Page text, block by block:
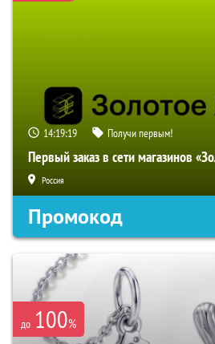
14:19:17 Получи первым!
Первый заказ в сети магазинов
Россия
Промокод
до 100%